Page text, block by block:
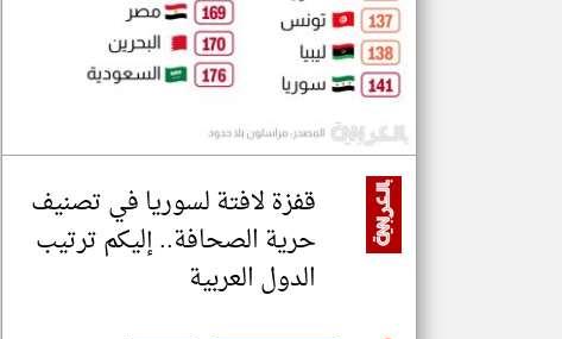
قفزة لافتة لسوريا في تصنيف
حرية الصحافة.. إليكم ترتيب
الدول العربية